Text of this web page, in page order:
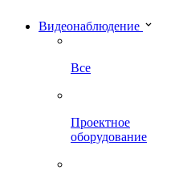
Видеонаблюдение
Все
Проектное
оборудование